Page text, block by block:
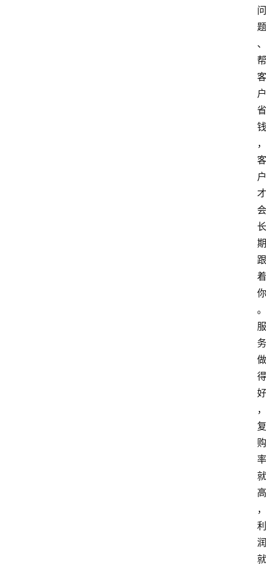
问
题
、
帮
客
户
省
钱
，
客
户
才
会
长
期
跟
着
你
。
服
务
做
得
好
，
复
购
率
就
高
，
利
润
就